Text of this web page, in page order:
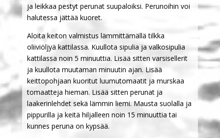
ja leikkaa pestyt perunat suupaloiksi. Perunoihin voi
halutessa jättää kuoret.
Aloita keiton valmistus lämmittämällä tilkka
oliiviöljyä kattilassa. Kuullota sipulia ja valkosipulia
kattilassa noin 5 minuuttia. Lisää sitten varsisellerit
ja kuullota muutaman minuutin ajan. Lisää
keittopohjaan kuoritut luumutomaatit ja murskaa
tomaatteja hieman. Lisää sitten perunat ja
laakerinlehdet sekä lämmin liemi. Mausta suolalla ja
pippurilla ja keitä hiljalleen noin 15 minuuttia tai
kunnes peruna on kypsää.